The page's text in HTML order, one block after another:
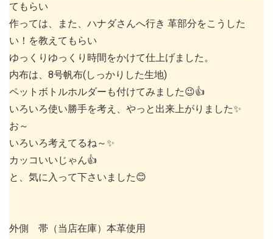
てもらい
作っては、また、ハナダさんへ行き 革部分をこうした
い！を教えてもらい
ゆっくりゆっくり時間をかけて仕上げました。
内布は、8号帆布(しっかりした生地)
ペットボトルホルダーも付けてみました😉👍
いろいろ使い勝手を考え、やっと出来上がりました✨
お～
いろいろ考えてるね～✨
カッコいいじゃん👍
と、気に入って下さいました😊
外側 帯（当店在庫）本革使用